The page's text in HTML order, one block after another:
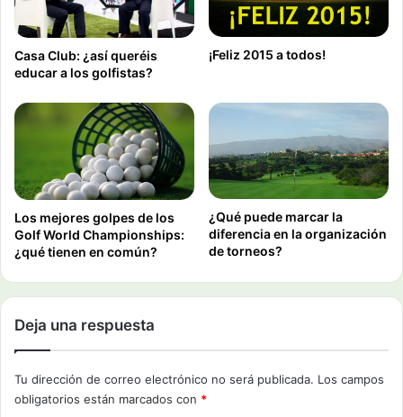
Casa Club: ¿así queréis
educar a los golfistas?
¡Feliz 2015 a todos!
Los mejores golpes de los
Golf World Championships:
¿qué tienen en común?
¿Qué puede marcar la
diferencia en la organización
de torneos?
Deja una respuesta
Tu dirección de correo electrónico no será publicada. Los campos
obligatorios están marcados con *